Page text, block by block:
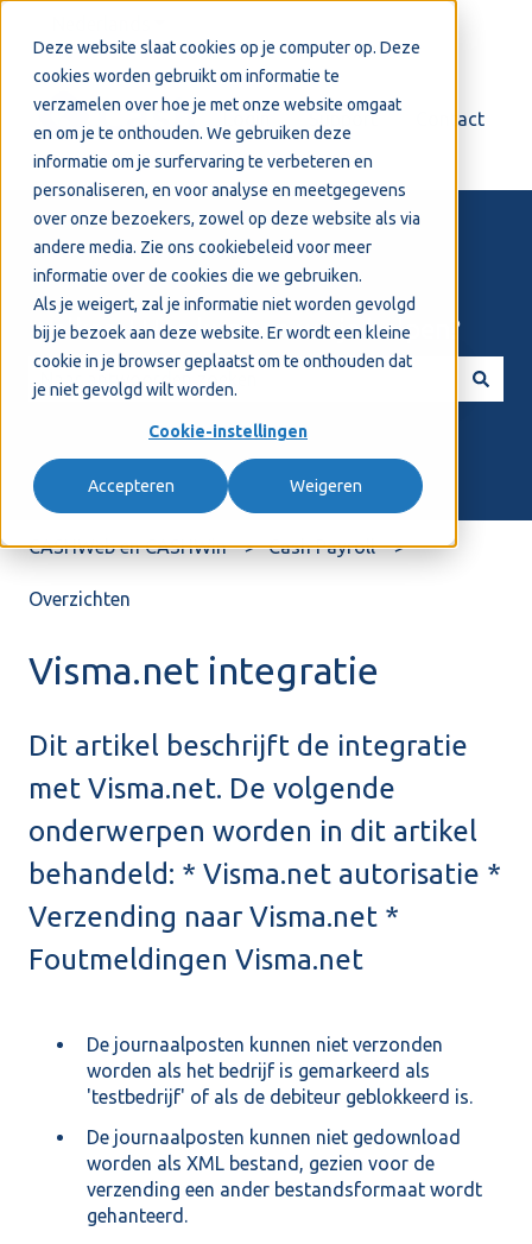
Deze website slaat cookies op je computer op. Deze
cookies worden gebruikt om informatie te
verzamelen over hoe je met onze website omgaat
en om je te onthouden. We gebruiken deze
informatie om je surfervaring te verbeteren en
personaliseren, en voor analyse en meetgegevens
over onze bezoekers, zowel op deze website als via
andere media. Zie ons cookiebeleid voor meer
informatie over de cookies die we gebruiken.
Als je weigert, zal je informatie niet worden gevolgd
bij je bezoek aan deze website. Er wordt een kleine
cookie in je browser geplaatst om te onthouden dat
je niet gevolgd wilt worden.
Cookie-instellingen
Accepteren Weigeren
Support Contact
Welkom! Hoe kunnen we je helpen?
CASHWeb en CASHWin Cash Payroll
Overzichten
Visma.net integratie
Dit artikel beschrijft de integratie
met Visma.net. De volgende
onderwerpen worden in dit artikel
behandeld: * Visma.net autorisatie *
Verzending naar Visma.net *
Foutmeldingen Visma.net
De journaalposten kunnen niet verzonden
worden als het bedrijf is gemarkeerd als
'testbedrijf' of als de debiteur geblokkeerd is.
De journaalposten kunnen niet gedownload
worden als XML bestand, gezien voor de
verzending een ander bestandsformaat wordt
gehanteerd.